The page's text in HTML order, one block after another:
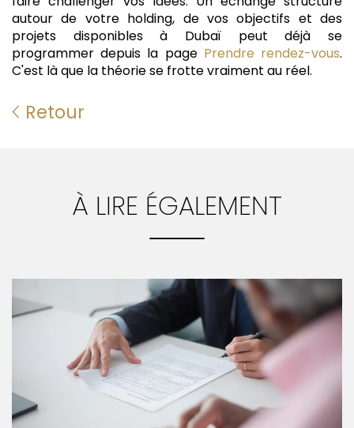
autour de votre holding, de vos objectifs et des
projets disponibles à Dubaï peut déjà se
programmer depuis la page Prendre rendez-vous.
C'est là que la théorie se frotte vraiment au réel.
Retour
À LIRE ÉGALEMENT